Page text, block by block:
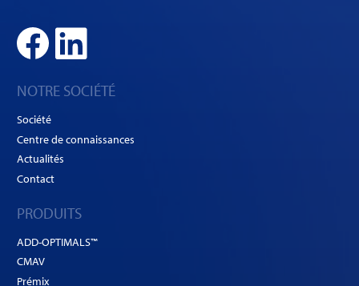
NOTRE SOCIÉTÉ
Société
Centre de connaissances
Actualités
Contact
PRODUITS
ADD-OPTIMALS™
CMAV
Prémix